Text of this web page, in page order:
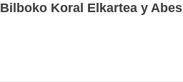
Bilboko Koral Elkartea y Abes